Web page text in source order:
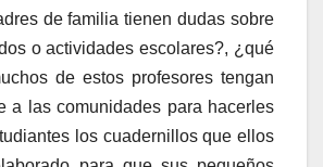
de familia tienen dudas sobre
o actividades escolares?, ¿qué
de estos profesores tengan
a las comunidades para hacerles
los cuadernillos que ellos